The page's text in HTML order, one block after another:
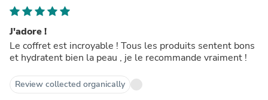
J'adore !
Le coffret est incroyable ! Tous les produits sentent bons
et hydratent bien la peau , je le recommande vraiment !
Review collected organically